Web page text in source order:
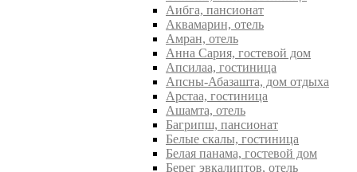
Аибга, пансионат
Аквамарин, отель
Амран, отель
Анна Сария, гостевой дом
Апсилаа, гостиница
Апсны-Абазашта, дом отдыха
Арстаа, гостиница
Ашамта, отель
Багрипш, пансионат
Белые скалы, гостиница
Белая панама, гостевой дом
Берег эвкалиптов, отель